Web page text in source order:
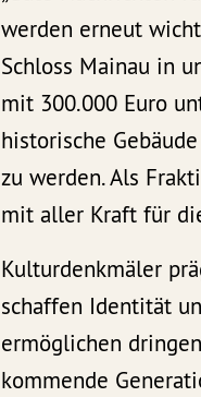
werden erneut
Schloss Mainau in
mit 300.000 Euro
historische
zu werden. Als
mit aller Kraft für
Kulturdenkmäler
schaffen Identität
ermöglichen
kommende